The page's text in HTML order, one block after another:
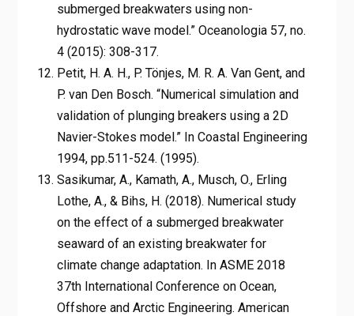
submerged breakwaters using non-
hydrostatic wave model.” Oceanologia 57, no.
4 (2015): 308-317.
Petit, H. A. H., P. Tönjes, M. R. A. Van Gent, and
P. van Den Bosch. “Numerical simulation and
validation of plunging breakers using a 2D
Navier-Stokes model.” In Coastal Engineering
1994, pp.511-524. (1995).
Sasikumar, A., Kamath, A., Musch, O., Erling
Lothe, A., & Bihs, H. (2018). Numerical study
on the effect of a submerged breakwater
seaward of an existing breakwater for
climate change adaptation. In ASME 2018
37th International Conference on Ocean,
Offshore and Arctic Engineering. American